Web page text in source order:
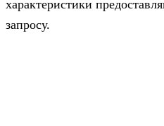
характеристики
запросу.